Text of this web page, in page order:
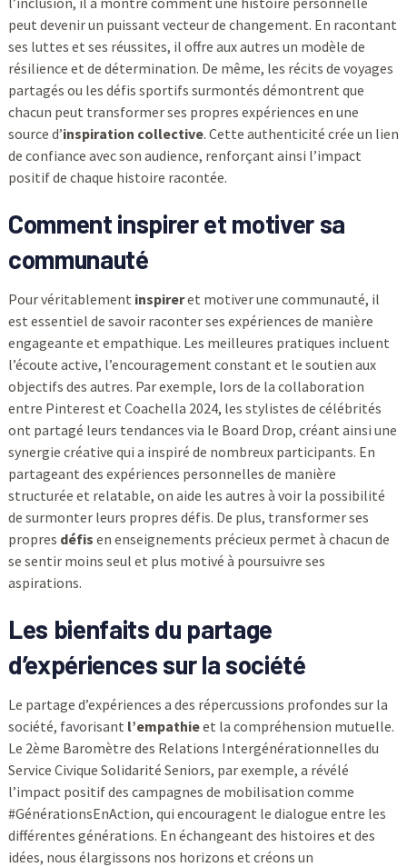
peut devenir un puissant vecteur de changement. En racontant
ses luttes et ses réussites, il offre aux autres un modèle de
résilience et de détermination. De même, les récits de voyages
partagés ou les défis sportifs surmontés démontrent que
chacun peut transformer ses propres expériences en une
source d’inspiration collective. Cette authenticité crée un lien
de confiance avec son audience, renforçant ainsi l’impact
positif de chaque histoire racontée.
Comment inspirer et motiver sa
communauté
Pour véritablement inspireret motiver une communauté, il
est essentiel de savoir raconter ses expériences de manière
engageante et empathique. Les meilleures pratiques incluent
l’écoute active, l’encouragement constant et le soutien aux
objectifs des autres. Par exemple, lors de la collaboration
entre Pinterest et Coachella 2024, les stylistes de célébrités
ont partagé leurs tendances via le Board Drop, créant ainsi une
synergie créative qui a inspiré de nombreux participants. En
partageant des expériences personnelles de manière
structurée et relatable, on aide les autres à voir la possibilité
de surmonter leurs propres défis. De plus, transformer ses
propres défis en enseignements précieux permet à chacun de
se sentir moins seul et plus motivé à poursuivre ses
aspirations.
Les bienfaits du partage
d’expériences sur la société
Le partage d’expériences a des répercussions profondes sur la
société, favorisant l’empathieet la compréhension mutuelle.
Le 2ème Baromètre des Relations Intergénérationnelles du
Service Civique Solidarité Seniors, par exemple, a révélé
l’impact positif des campagnes de mobilisation comme
#GénérationsEnAction, qui encouragent le dialogue entre les
différentes générations. En échangeant des histoires et des
idées, nous élargissons nos horizons et créons un